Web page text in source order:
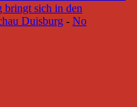
sich in den
Duisburg - No